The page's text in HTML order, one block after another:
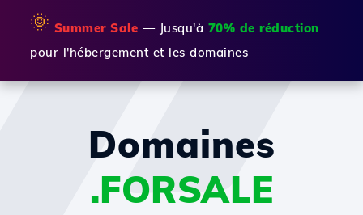
🌞 Summer Sale — Jusqu'à 70% de réduction
pour l'hébergement et les domaines
Domaines
.FORSALE